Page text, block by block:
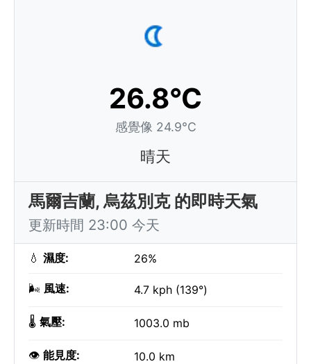
26.8°C
感覺像 24.9°C
晴天
馬爾吉蘭, 烏茲別克 的即時天氣
更新時間 23:00 今天
💧 濕度: 26%
🌬️ 風速: 4.7 kph (139°)
🌡️ 氣壓: 1003.0 mb
👁️ 能見度: 10.0 km